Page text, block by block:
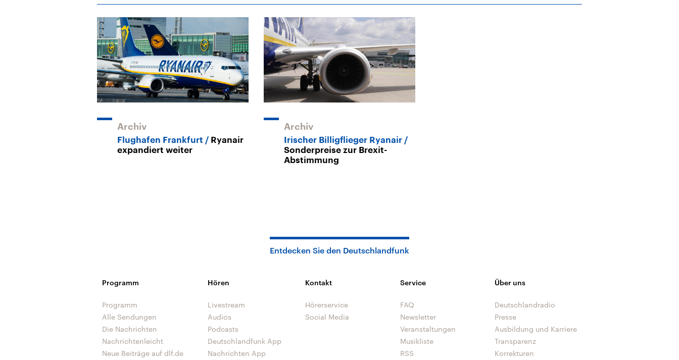
Archiv
Flughafen Frankfurt
Ryanair
expandiert weiter
Archiv
Irischer Billigflieger Ryanair
Sonderpreise zur Brexit-
Abstimmung
Entdecken Sie den Deutschlandfunk
Programm
Programm
Alle Sendungen
Die Nachrichten
Nachrichtenleicht
Neue Beiträge auf dlf.de
Hören
Livestream
Audios
Podcasts
Deutschlandfunk App
Nachrichten App
Kontakt
Hörerservice
Social Media
Service
FAQ
Newsletter
Veranstaltungen
Musikliste
RSS
Über uns
Deutschlandradio
Presse
Ausbildung und Karriere
Transparenz
Korrekturen